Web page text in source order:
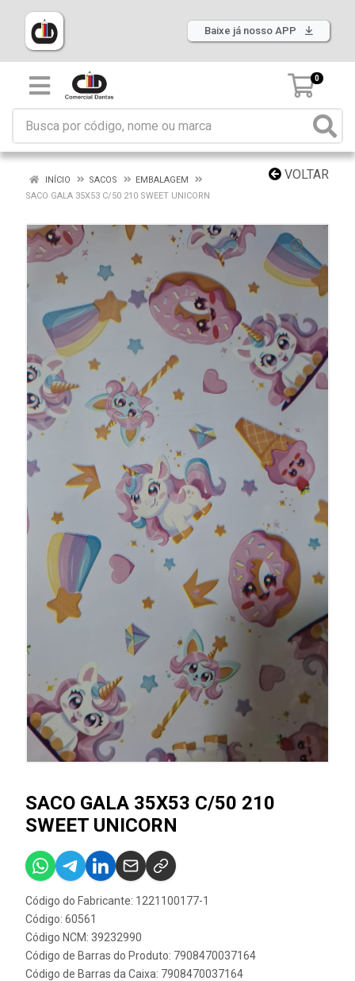
Baixe já nosso APP
0
VOLTAR
INÍCIO SACOS
EMBALAGEM
SACO GALA 35X53 C/50 210 SWEET UNICORN
SACO GALA 35X53 C/50 210
SWEET UNICORN
Código do Fabricante: 1221100177-1
Código: 60561
Código NCM: 39232990
Código de Barras do Produto: 7908470037164
Código de Barras da Caixa: 7908470037164